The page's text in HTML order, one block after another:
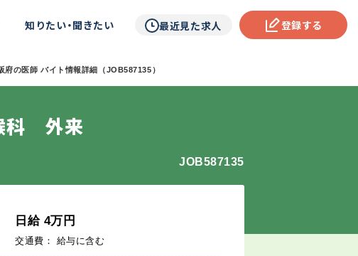
知りたい・聞きたい 最近見た求人 登録する
府の医師 バイト情報詳細（JOB587135）
科 外来
JOB587135
日給4万円
交通費： 給与に含む